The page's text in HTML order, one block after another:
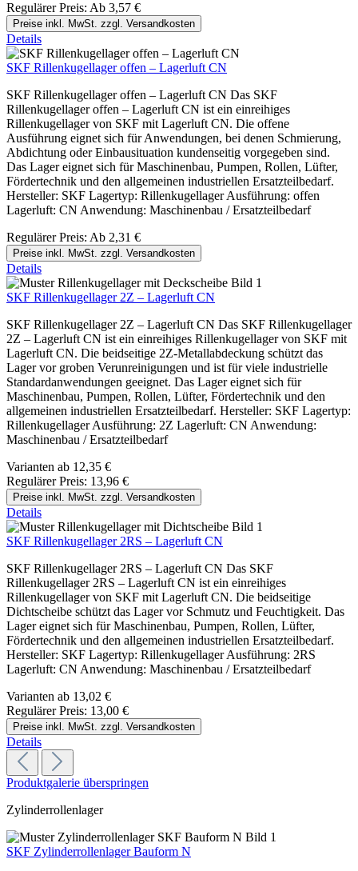
Regulärer Preis: Ab 3,57 €
Preise inkl. MwSt. zzgl. Versandkosten
Details
SKF Rillenkugellager offen – Lagerluft CN
SKF Rillenkugellager offen – Lagerluft CN Das SKF
Rillenkugellager offen – Lagerluft CN ist ein einreihiges
Rillenkugellager von SKF mit Lagerluft CN. Die offene
Ausführung eignet sich für Anwendungen, bei denen Schmierung,
Abdichtung oder Einbausituation kundenseitig vorgegeben sind.
Das Lager eignet sich für Maschinenbau, Pumpen, Rollen, Lüfter,
Fördertechnik und den allgemeinen industriellen Ersatzteilbedarf.
Hersteller: SKF Lagertyp: Rillenkugellager Ausführung: offen
Lagerluft: CN Anwendung: Maschinenbau / Ersatzteilbedarf
Regulärer Preis: Ab 2,31 €
Preise inkl. MwSt. zzgl. Versandkosten
Details
SKF Rillenkugellager 2Z – Lagerluft CN
SKF Rillenkugellager 2Z – Lagerluft CN Das SKF Rillenkugellager
2Z – Lagerluft CN ist ein einreihiges Rillenkugellager von SKF mit
Lagerluft CN. Die beidseitige 2Z-Metallabdeckung schützt das
Lager vor groben Verunreinigungen und ist für viele industrielle
Standardanwendungen geeignet. Das Lager eignet sich für
Maschinenbau, Pumpen, Rollen, Lüfter, Fördertechnik und den
allgemeinen industriellen Ersatzteilbedarf. Hersteller: SKF Lagertyp:
Rillenkugellager Ausführung: 2Z Lagerluft: CN Anwendung:
Maschinenbau / Ersatzteilbedarf
Varianten ab 12,35 €
Regulärer Preis: 13,96 €
Preise inkl. MwSt. zzgl. Versandkosten
Details
SKF Rillenkugellager 2RS – Lagerluft CN
SKF Rillenkugellager 2RS – Lagerluft CN Das SKF
Rillenkugellager 2RS – Lagerluft CN ist ein einreihiges
Rillenkugellager von SKF mit Lagerluft CN. Die beidseitige
Dichtscheibe schützt das Lager vor Schmutz und Feuchtigkeit. Das
Lager eignet sich für Maschinenbau, Pumpen, Rollen, Lüfter,
Fördertechnik und den allgemeinen industriellen Ersatzteilbedarf.
Hersteller: SKF Lagertyp: Rillenkugellager Ausführung: 2RS
Lagerluft: CN Anwendung: Maschinenbau / Ersatzteilbedarf
Varianten ab 13,02 €
Regulärer Preis: 13,00 €
Preise inkl. MwSt. zzgl. Versandkosten
Details
Produktgalerie überspringen
Zylinderrollenlager
SKF Zylinderrollenlager Bauform N